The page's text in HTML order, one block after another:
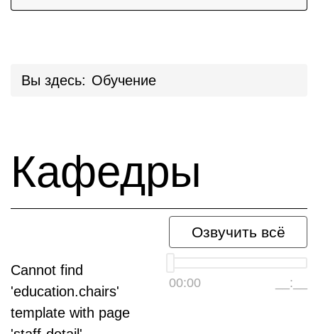
Вы здесь: Обучение
Кафедры
Озвучить всё
00:00 __:__
Cannot find
'education.chairs'
template with page